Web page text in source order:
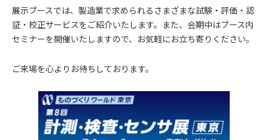
展示ブースでは、製造業で求められるさまざまな試験・評価・認
証・校正サービスをご紹介いたします。また、会期中はブース内
セミナーを開催いたしますので、お気軽にお立ち寄りください。
ご来場を心よりお待ちしております。